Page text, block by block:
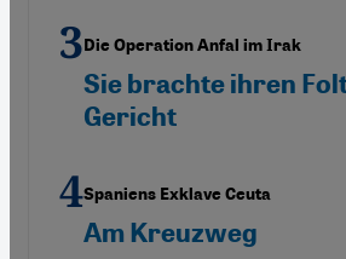
Die Operation Anfal im Irak
Sie brachte ihren
Gericht
Spaniens Exklave Ceuta
Am Kreuzweg